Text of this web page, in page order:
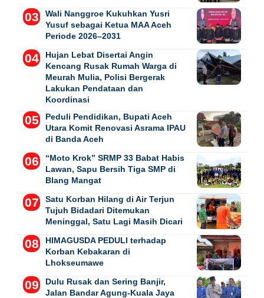
Wali Nanggroe Kukuhkan Yusri
Yusuf sebagai Ketua MAA Aceh
Periode 2026–2031
Hujan Lebat Disertai Angin
Kencang Rusak Rumah Warga di
Meurah Mulia, Polisi Bergerak
Lakukan Pendataan dan
Koordinasi
Peduli Pendidikan, Bupati Aceh
Utara Komit Renovasi Asrama IPAU
di Banda Aceh
“Moto Krok” SRMP 33 Babat Habis
Lawan, Sapu Bersih Tiga SMP di
Blang Mangat
Satu Korban Hilang di Air Terjun
Tujuh Bidadari Ditemukan
Meninggal, Satu Lagi Masih Dicari
HIMAGUSDA PEDULI terhadap
Korban Kebakaran di
Lhokseumawe
Dulu Rusak dan Sering Banjir,
Jalan Bandar Agung-Kuala Jaya